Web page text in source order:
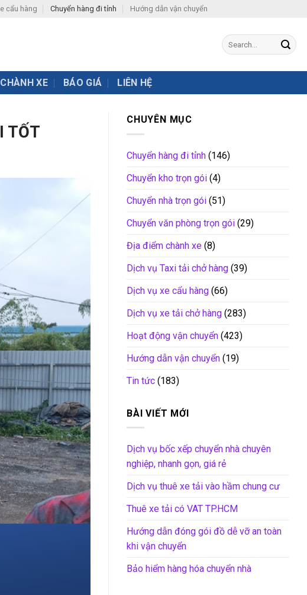
cẩu hàng Chuyển hàng đi tỉnh Hướng dẫn vận chuyển
XE BÁO GIÁ LIÊN HỆ
TỐT
CHUYÊN MỤC
Chuyển hàng đi tỉnh (146)
Chuyển kho trọn gói (4)
Chuyển nhà trọn gói (51)
Chuyển văn phòng trọn gói (29)
Địa điểm chành xe (8)
Dịch vụ Taxi tải chở hàng (39)
Dịch vụ xe cẩu hàng (66)
Dịch vụ xe tải chở hàng (283)
Hoạt động vận chuyển (423)
Hướng dẫn vận chuyển (19)
Tin tức (183)
BÀI VIẾT MỚI
Dịch vụ bốc xếp chuyển nhà chuyên
nghiệp, nhanh gọn, giá rẻ
Dịch vụ thuê xe tải vào hầm chung cư
Thuê xe tải có VAT TP.HCM
Hướng dẫn đóng gói đồ dễ vỡ an toàn
khi vận chuyển
Bảo hiểm hàng hóa chuyển nhà